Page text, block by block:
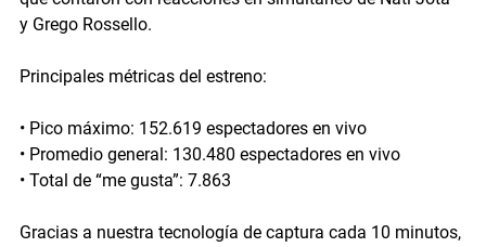
y Grego Rossello.
Principales métricas del estreno:
• Pico máximo: 152.619 espectadores en vivo
• Promedio general: 130.480 espectadores en vivo
• Total de “me gusta”: 7.863
Gracias a nuestra tecnología de captura cada 10 minutos,